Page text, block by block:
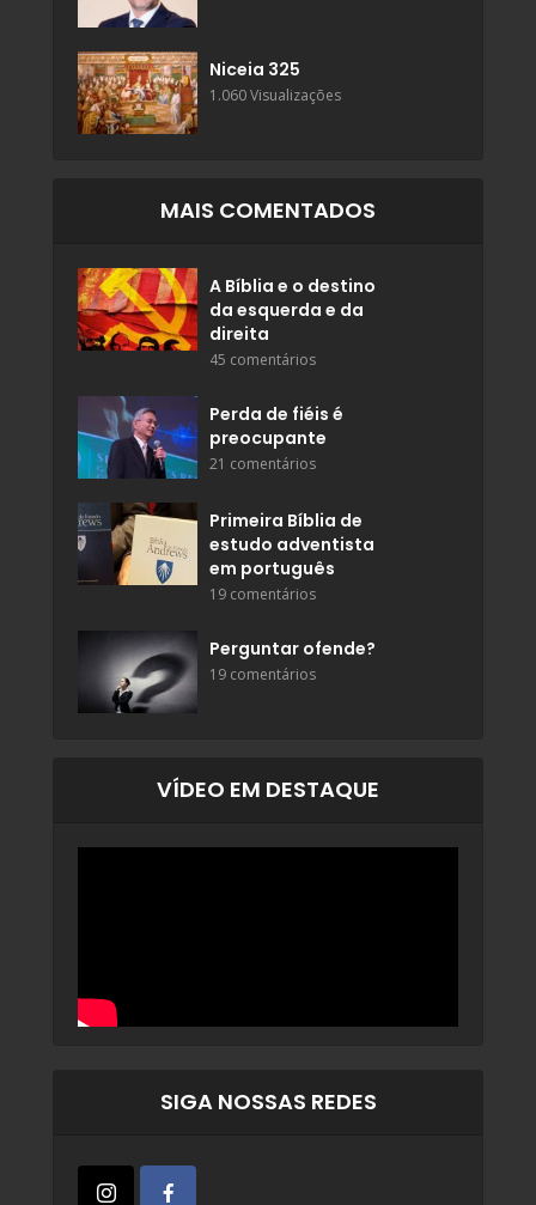
Niceia 325
1.060 Visualizações
MAIS COMENTADOS
A Bíblia e o destino
da esquerda e da
direita
45 comentários
Perda de fiéis é
preocupante
21 comentários
Primeira Bíblia de
estudo adventista
em português
19 comentários
Perguntar ofende?
19 comentários
VÍDEO EM DESTAQUE
SIGA NOSSAS REDES